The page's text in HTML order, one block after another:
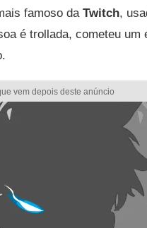
famoso da Twitch,
é trollada, cometeu um